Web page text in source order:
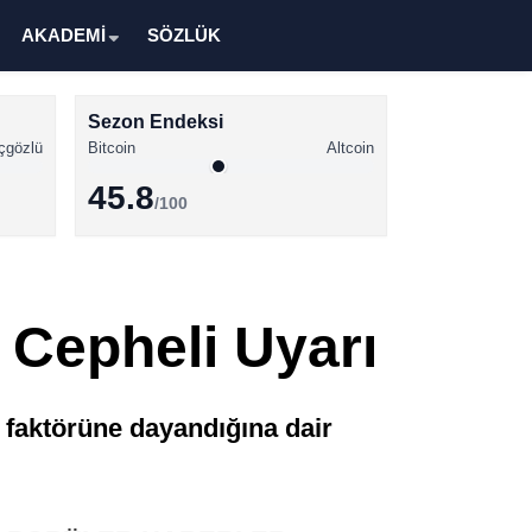
Altcoin Haberleri
Solana Haberleri
AKADEMİ SÖZLÜK
Sezon Endeksi
Bitcoin Altcoin
45.8/100
Uyarı
dayandığına dair